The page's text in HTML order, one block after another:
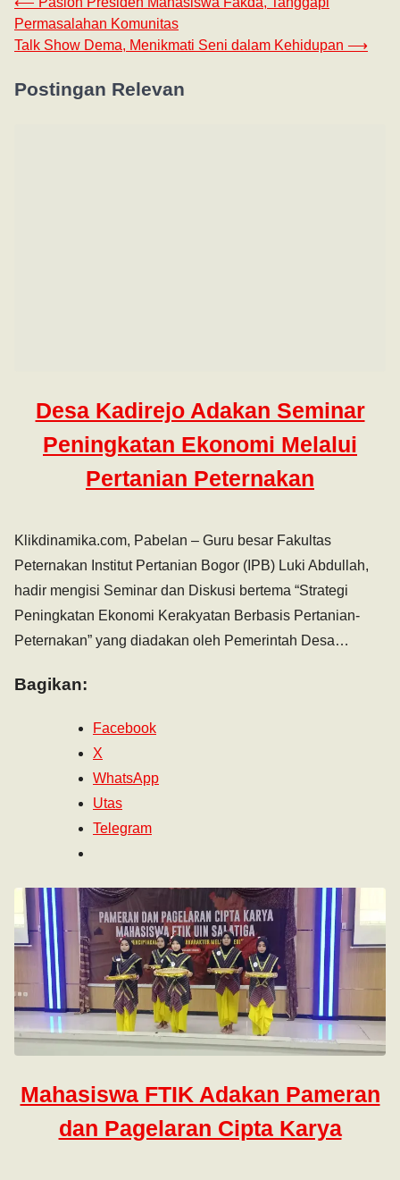
Permasalahan Komunitas
Talk Show Dema, Menikmati Seni dalam Kehidupan ⟶
Postingan Relevan
Desa Kadirejo Adakan Seminar
Peningkatan Ekonomi Melalui
Pertanian Peternakan
Klikdinamika.com, Pabelan – Guru besar Fakultas
Peternakan Institut Pertanian Bogor (IPB) Luki Abdullah,
hadir mengisi Seminar dan Diskusi bertema “Strategi
Peningkatan Ekonomi Kerakyatan Berbasis Pertanian-
Peternakan” yang diadakan oleh Pemerintah Desa…
Bagikan:
Facebook
X
WhatsApp
Utas
Telegram
Mahasiswa FTIK Adakan Pameran
dan Pagelaran Cipta Karya